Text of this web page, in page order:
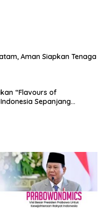
Aman Siapkan Tenaga
“Flavours of
Sepanjang